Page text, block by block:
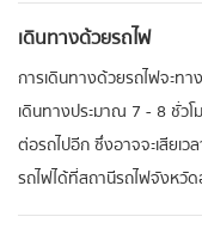
เดินทางด้วยรถไฟ
การเดินทางด้วยรถไฟจะทา
เดินทางประมาณ 7 - 8 ชั่ว
ต่อรถไปอีก ซึ่งอาจจะเสียเ
รถไฟได้ที่สถานีรถไฟจังหวั